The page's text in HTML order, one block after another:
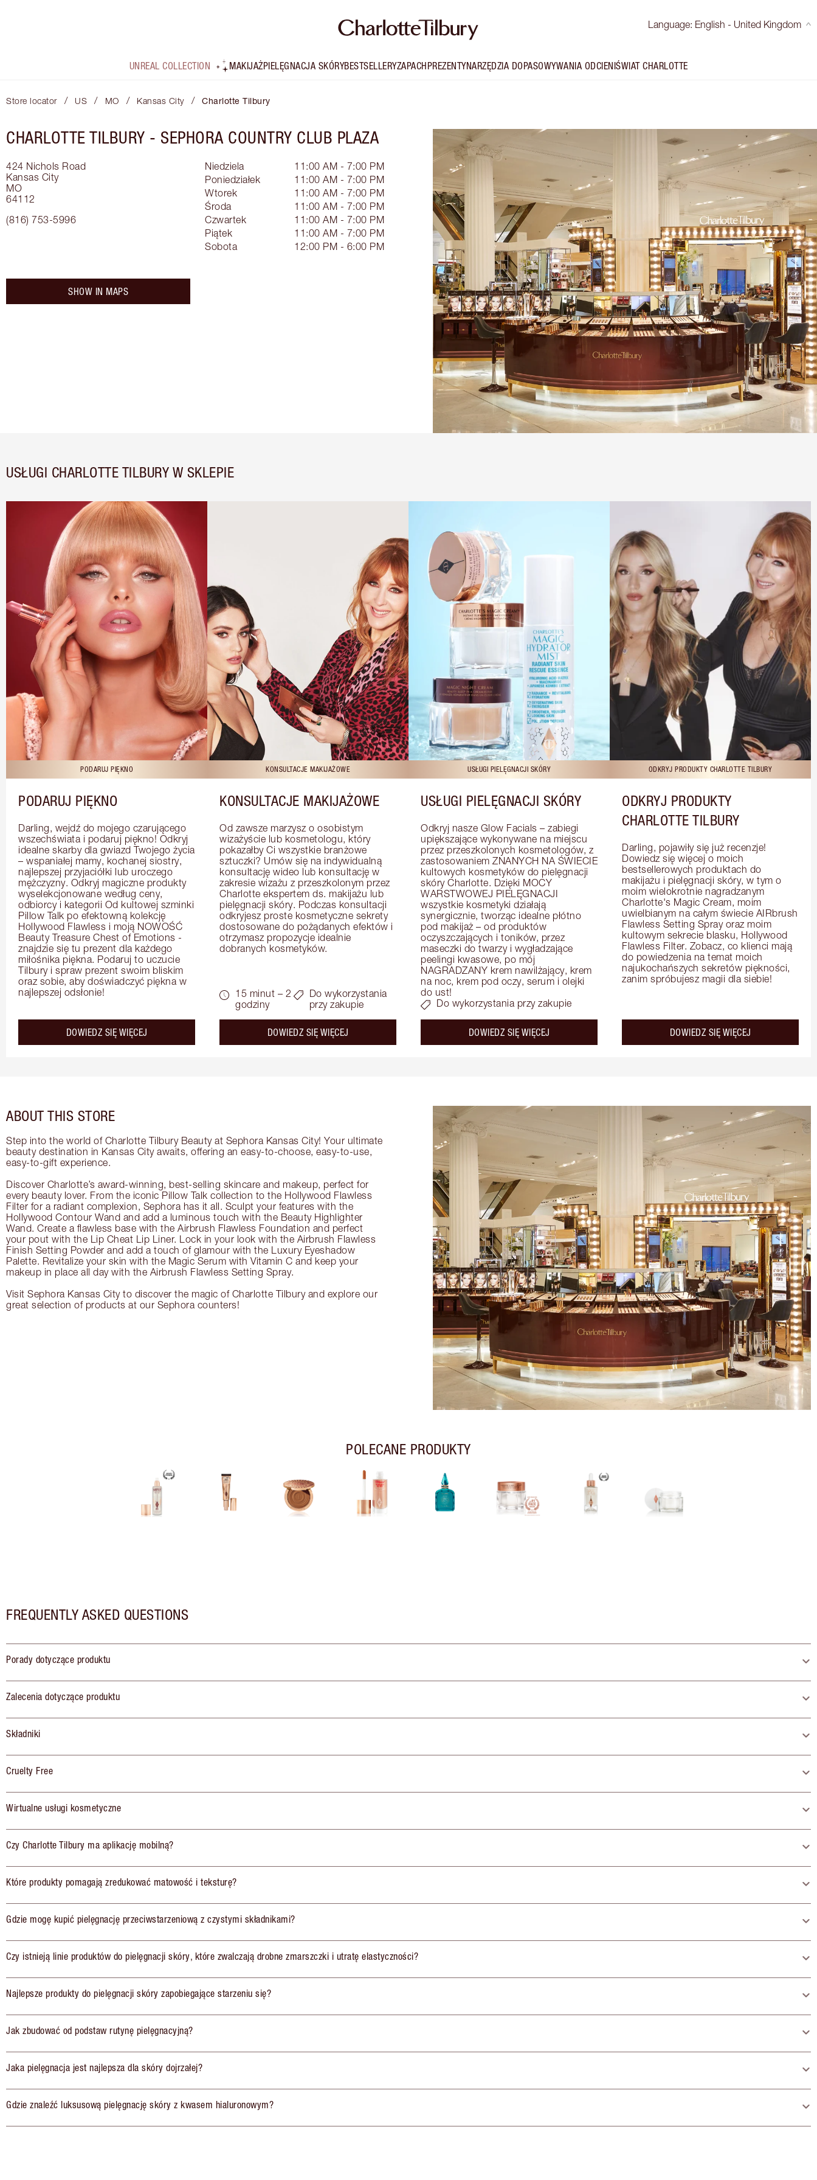
Language: English - United Kingdom
UNREAL COLLECTION MAKIJAŻPIELĘGNACJA SKÓRYBESTSELLERYZAPACHPREZENTYNARZĘDZIA DOPASOWYWANIA ODCIENIŚWIAT CHARLOTTE
Store locator / US / MO / Kansas City / Charlotte Tilbury
CHARLOTTE TILBURY - SEPHORA COUNTRY CLUB PLAZA
424 Nichols Road
Kansas City
MO
64112
(816) 753-5996
Niedziela
11:00 AM - 7:00 PM
Poniedziałek
11:00 AM - 7:00 PM
Wtorek
11:00 AM - 7:00 PM
Środa
11:00 AM - 7:00 PM
Czwartek
11:00 AM - 7:00 PM
Piątek
11:00 AM - 7:00 PM
Sobota
12:00 PM - 6:00 PM
SHOW IN MAPS
USŁUGI CHARLOTTE TILBURY W SKLEPIE
PODARUJ PIĘKNO
PODARUJ PIĘKNO
Darling, wejdź do mojego czarującego
wszechświata i podaruj piękno! Odkryj
idealne skarby dla gwiazd Twojego życia
– wspaniałej mamy, kochanej siostry,
najlepszej przyjaciółki lub uroczego
mężczyzny. Odkryj magiczne produkty
wyselekcjonowane według ceny,
odbiorcy i kategorii Od kultowej szminki
Pillow Talk po efektowną kolekcję
Hollywood Flawless i moją NOWOŚĆ
Beauty Treasure Chest of Emotions -
znajdzie się tu prezent dla każdego
miłośnika piękna. Podaruj to uczucie
Tilbury i spraw prezent swoim bliskim
oraz sobie, aby doświadczyć piękna w
najlepszej odsłonie!
DOWIEDZ SIĘ WIĘCEJ
KONSULTACJE MAKIJAŻOWE
KONSULTACJE MAKIJAŻOWE
Od zawsze marzysz o osobistym
wizażyście lub kosmetologu, który
pokazałby Ci wszystkie branżowe
sztuczki? Umów się na indywidualną
konsultację wideo lub konsultację w
zakresie wizażu z przeszkolonym przez
Charlotte ekspertem ds. makijażu lub
pielęgnacji skóry. Podczas konsultacji
odkryjesz proste kosmetyczne sekrety
dostosowane do pożądanych efektów i
otrzymasz propozycje idealnie
dobranych kosmetyków.
15 minut – 2
godziny
Do wykorzystania
przy zakupie
DOWIEDZ SIĘ WIĘCEJ
USŁUGI PIELĘGNACJI SKÓRY
USŁUGI PIELĘGNACJI SKÓRY
Odkryj nasze Glow Facials – zabiegi
upiększające wykonywane na miejscu
przez przeszkolonych kosmetologów, z
zastosowaniem ZNANYCH NA ŚWIECIE
kultowych kosmetyków do pielęgnacji
skóry Charlotte. Dzięki MOCY
WARSTWOWEJ PIELĘGNACJI
wszystkie kosmetyki działają
synergicznie, tworząc idealne płótno
pod makijaż – od produktów
oczyszczających i toników, przez
maseczki do twarzy i wygładzające
peelingi kwasowe, po mój
NAGRADZANY krem nawilżający, krem
na noc, krem pod oczy, serum i olejki
do ust!
Do wykorzystania przy zakupie
DOWIEDZ SIĘ WIĘCEJ
ODKRYJ PRODUKTY CHARLOTTE TILBURY
ODKRYJ PRODUKTY
CHARLOTTE TILBURY
Darling, pojawiły się już recenzje!
Dowiedz się więcej o moich
bestsellerowych produktach do
makijażu i pielęgnacji skóry, w tym o
moim wielokrotnie nagradzanym
Charlotte's Magic Cream, moim
uwielbianym na całym świecie AIRbrush
Flawless Setting Spray oraz moim
kultowym sekrecie blasku, Hollywood
Flawless Filter. Zobacz, co klienci mają
do powiedzenia na temat moich
najukochańszych sekretów piękności,
zanim spróbujesz magii dla siebie!
DOWIEDZ SIĘ WIĘCEJ
ABOUT THIS STORE
Step into the world of Charlotte Tilbury Beauty at Sephora Kansas City! Your ultimate
beauty destination in Kansas City awaits, offering an easy-to-choose, easy-to-use,
easy-to-gift experience.
Discover Charlotte’s award-winning, best-selling skincare and makeup, perfect for
every beauty lover. From the iconic Pillow Talk collection to the Hollywood Flawless
Filter for a radiant complexion, Sephora has it all. Sculpt your features with the
Hollywood Contour Wand and add a luminous touch with the Beauty Highlighter
Wand. Create a flawless base with the Airbrush Flawless Foundation and perfect
your pout with the Lip Cheat Lip Liner. Lock in your look with the Airbrush Flawless
Finish Setting Powder and add a touch of glamour with the Luxury Eyeshadow
Palette. Revitalize your skin with the Magic Serum with Vitamin C and keep your
makeup in place all day with the Airbrush Flawless Setting Spray.
Visit Sephora Kansas City to discover the magic of Charlotte Tilbury and explore our
great selection of products at our Sephora counters!
POLECANE PRODUKTY
FREQUENTLY ASKED QUESTIONS
Porady dotyczące produktu
Zalecenia dotyczące produktu
Składniki
Cruelty Free
Wirtualne usługi kosmetyczne
Czy Charlotte Tilbury ma aplikację mobilną?
Które produkty pomagają zredukować matowość i teksturę?
Gdzie mogę kupić pielęgnację przeciwstarzeniową z czystymi składnikami?
Czy istnieją linie produktów do pielęgnacji skóry, które zwalczają drobne zmarszczki i utratę elastyczności?
Najlepsze produkty do pielęgnacji skóry zapobiegające starzeniu się?
Jak zbudować od podstaw rutynę pielęgnacyjną?
Jaka pielęgnacja jest najlepsza dla skóry dojrzałej?
Gdzie znaleźć luksusową pielęgnację skóry z kwasem hialuronowym?